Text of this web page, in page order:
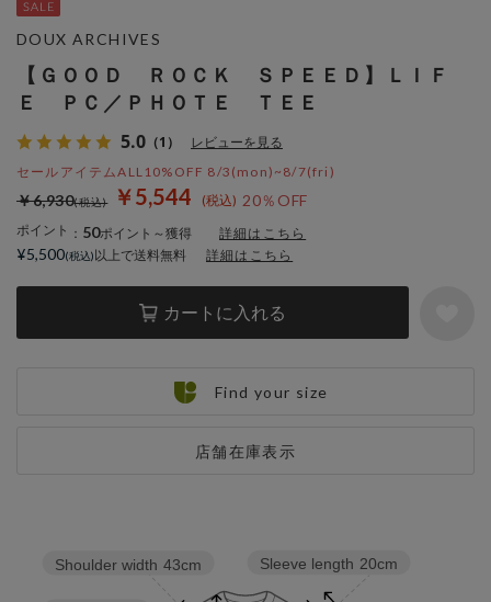
【ＧＯＯＤ ＲＯＣＫ ＳＰＥＥＤ】ＬＩＦ
Ｅ ＰＣ／ＰＨＯＴＥ ＴＥＥ
5.0 （1） レビューを見る
セールアイテムALL10%OFF 8/3(mon)~8/7(fri)
￥5,544 20％OFF
￥6,930
ポイント ： 50ポイント～獲得 詳細はこちら
カートに入れる
店舗在庫表示
DOUX ARCHIVES
¥5,500 以上で送料無料 詳細はこちら
Find your size
Sleeve length 20cm
Shoulder width 43cm